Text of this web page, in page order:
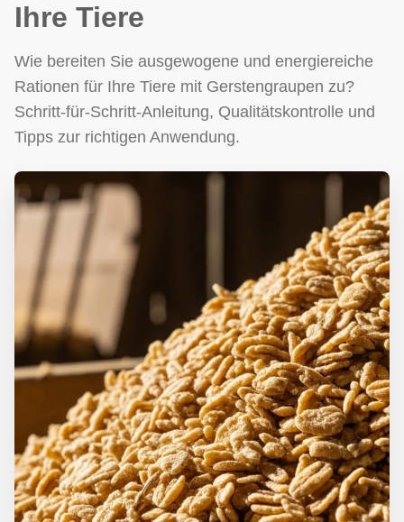
Ihre Tiere
Wie bereiten Sie ausgewogene und energiereiche
Rationen für Ihre Tiere mit Gerstengraupen zu?
Schritt-für-Schritt-Anleitung, Qualitätskontrolle und
Tipps zur richtigen Anwendung.